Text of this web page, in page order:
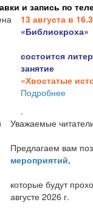
и запись по
13 августа в 16.3
«Библиокроха»
состоится
занятие
«Хвостатые
Подробнее
.
Уважаемые
Предлагаем вам
мероприятий,
которые будут
августе 2026 г.